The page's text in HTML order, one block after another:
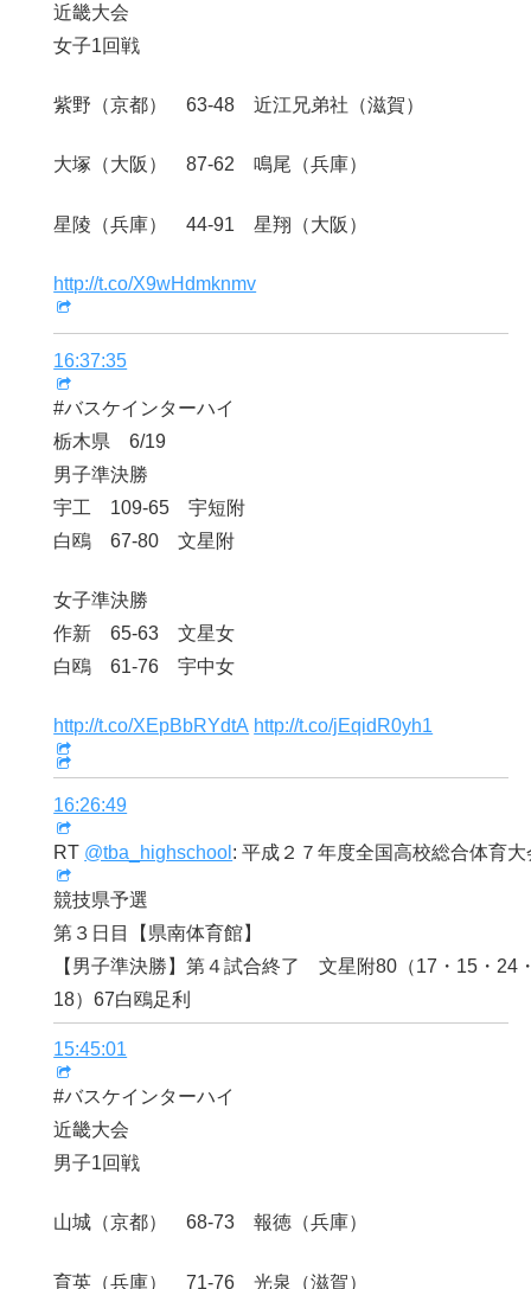
近畿大会
女子1回戦
紫野（京都） 63-48 近江兄弟社（滋賀）
大塚（大阪） 87-62 鳴尾（兵庫）
星陵（兵庫） 44-91 星翔（大阪）
http://t.co/X9wHdmknmv
16:37:35
#バスケインターハイ
栃木県 6/19
男子準決勝
宇工 109-65 宇短附
白鴎 67-80 文星附
女子準決勝
作新 65-63 文星女
白鴎 61-76 宇中女
http://t.co/XEpBbRYdtA http://t.co/jEqidR0yh1
16:26:49
RT @tba_highschool : 平成２７年度全国高校総合体育
競技県予選
第３日目【県南体育館】
【男子準決勝】第４試合終了 文星附80（17・15・24
18）67白鴎足利
15:45:01
#バスケインターハイ
近畿大会
男子1回戦
山城（京都） 68-73 報徳（兵庫）
育英（兵庫） 71-76 光泉（滋賀）